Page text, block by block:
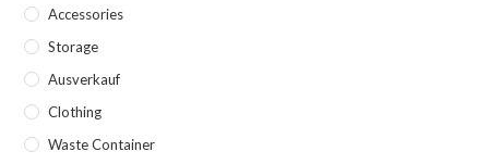
Accessories
Storage
Ausverkauf
Clothing
Waste Container